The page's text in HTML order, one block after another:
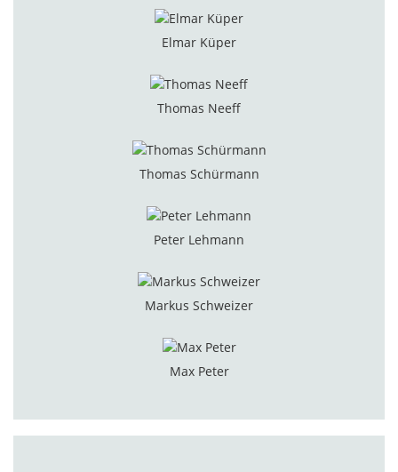
Elmar Küper
Thomas Neeff
Thomas Schürmann
Peter Lehmann
Markus Schweizer
Max Peter